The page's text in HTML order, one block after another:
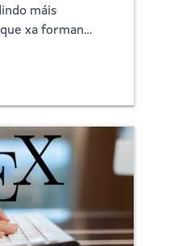
máis
xa forman…